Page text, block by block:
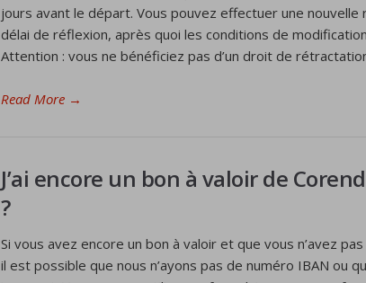
jours avant le départ. Vous pouvez effectuer une
délai de réflexion, après quoi les conditions de
Attention : vous ne bénéficiez pas d’un droit de
Read More →
J’ai encore un bon à valoir de
?
Si vous avez encore un bon à valoir et que vous n’avez
il est possible que nous n’ayons pas de numéro IBAN ou